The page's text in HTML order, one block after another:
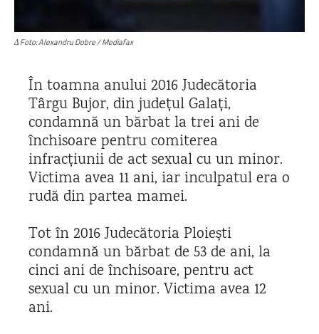
Δ Foto: Alexandru Dobre / Mediafax
În toamna anului 2016 Judecătoria
Târgu Bujor, din județul Galați,
condamnă un bărbat la trei ani de
închisoare pentru comiterea
infracțiunii de act sexual cu un minor.
Victima avea 11 ani, iar inculpatul era o
rudă din partea mamei.
Tot în 2016 Judecătoria Ploiești
condamnă un bărbat de 53 de ani, la
cinci ani de închisoare, pentru act
sexual cu un minor. Victima avea 12
ani.